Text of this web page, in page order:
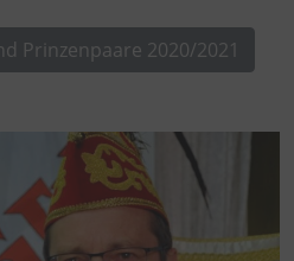
Prinzenpaare 2020/2021